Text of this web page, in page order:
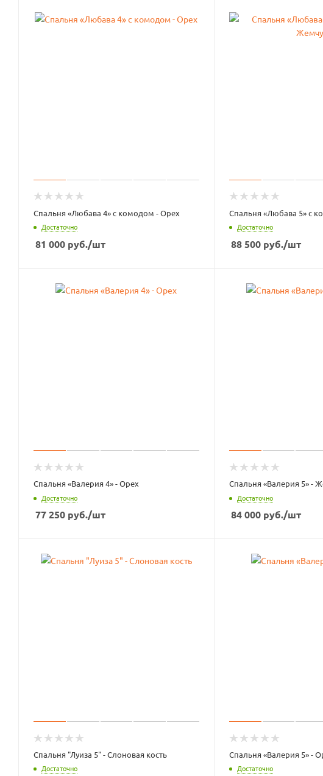
Спальня «Любава 4» с комодом - Орех
Достаточно
81 000 руб./шт
Спальня «Любава 5» с
Достаточно
88 500руб./шт
Спальня «Валерия 4» - Орех
Достаточно
77 250 руб./шт
Спальня «Валерия 5» -
Достаточно
84 000руб./шт
Спальня "Луиза 5" - Слоновая кость
Достаточно
Спальня «Валерия 5» -
Достаточно